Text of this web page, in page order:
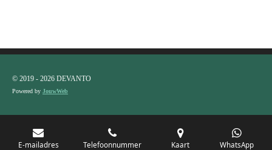
© 2019 - 2026 DEVANTO
Powered by JouwWeb
E-mailadres Telefoonnummer Kaart WhatsApp